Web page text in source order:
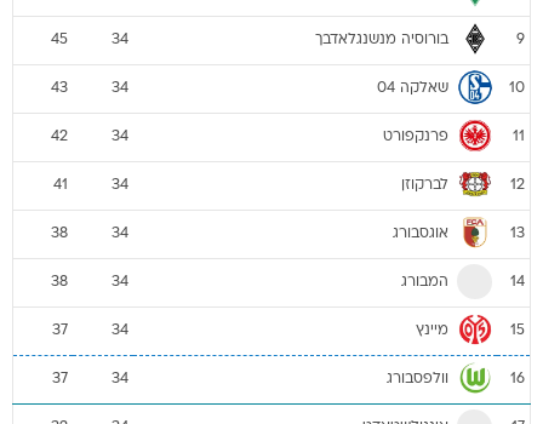
9 בורוסיה מנשנגלאדבך 34
45
10 שאלקה 04 34
43
11 פרנקפורט 34
42
12 לברקוזן 34
41
13 אוגסבורג 34
38
14 המבורג 34
38
15 מיינץ 34
37
16 וולפסבורג 34
37